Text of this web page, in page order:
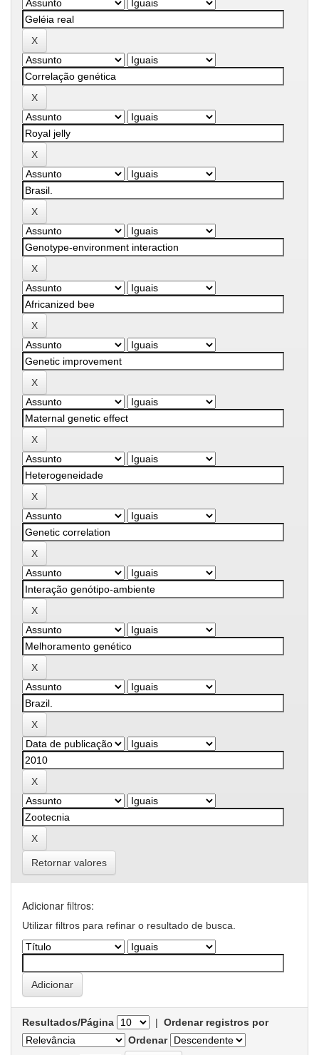
Retornar valores
Adicionar filtros:
Utilizar filtros para refinar o resultado de busca.
Resultados/Página | Ordenar registros por
Ordenar